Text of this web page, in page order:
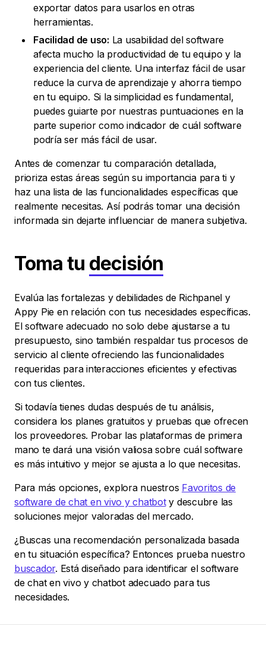
exportar datos para usarlos en otras
herramientas.
Facilidad de uso: La usabilidad del software
afecta mucho la productividad de tu equipo y la
experiencia del cliente. Una interfaz fácil de usar
reduce la curva de aprendizaje y ahorra tiempo
en tu equipo. Si la simplicidad es fundamental,
puedes guiarte por nuestras puntuaciones en la
parte superior como indicador de cuál software
podría ser más fácil de usar.
Antes de comenzar tu comparación detallada,
prioriza estas áreas según su importancia para ti y
haz una lista de las funcionalidades específicas que
realmente necesitas. Así podrás tomar una decisión
informada sin dejarte influenciar de manera subjetiva.
Toma tu decisión
Evalúa las fortalezas y debilidades de Richpanel y
Appy Pie en relación con tus necesidades específicas.
El software adecuado no solo debe ajustarse a tu
presupuesto, sino también respaldar tus procesos de
servicio al cliente ofreciendo las funcionalidades
requeridas para interacciones eficientes y efectivas
con tus clientes.
Si todavía tienes dudas después de tu análisis,
considera los planes gratuitos y pruebas que ofrecen
los proveedores. Probar las plataformas de primera
mano te dará una visión valiosa sobre cuál software
es más intuitivo y mejor se ajusta a lo que necesitas.
Para más opciones, explora nuestros Favoritos de
software de chat en vivo y chatboty descubre las
soluciones mejor valoradas del mercado.
¿Buscas una recomendación personalizada basada
en tu situación específica? Entonces prueba nuestro
buscador. Está diseñado para identificar el software
de chat en vivo y chatbot adecuado para tus
necesidades.